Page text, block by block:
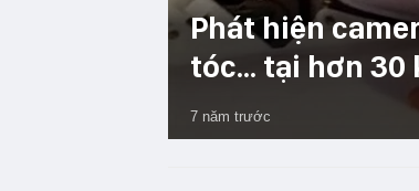
Phát hiện
tóc... tại hơn 30
7 năm trước